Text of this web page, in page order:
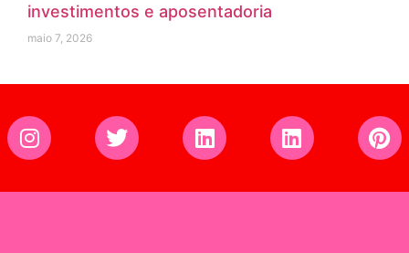
investimentos e aposentadoria
maio 7, 2026